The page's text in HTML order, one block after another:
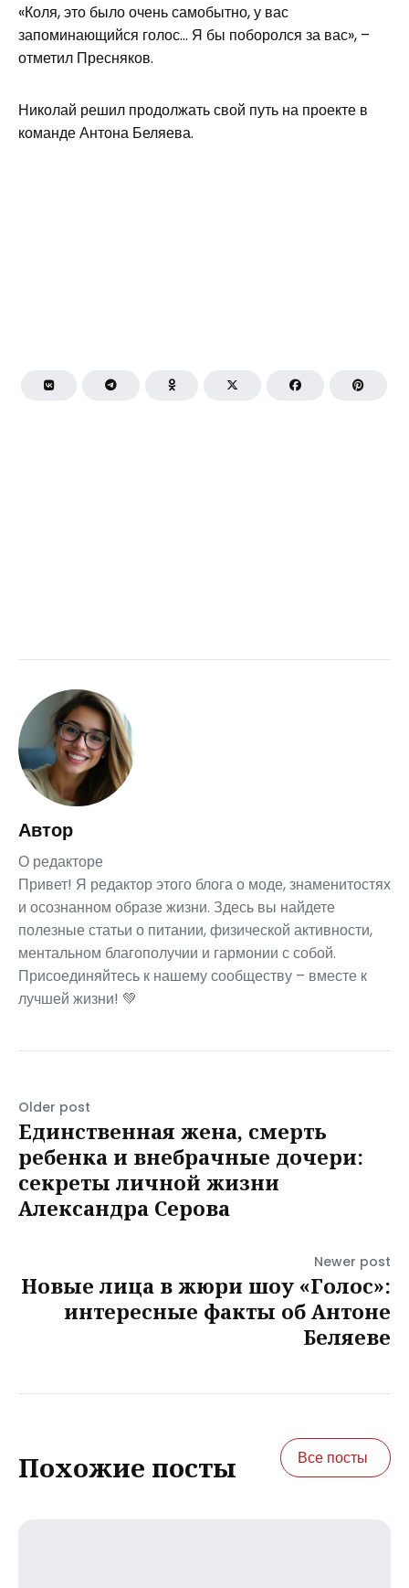
Автор
О редакторе
Привет! Я редактор этого блога о моде, знаменитостях
и осознанном образе жизни. Здесь вы найдете
полезные статьи о питании, физической активности,
ментальном благополучии и гармонии с собой.
Присоединяйтесь к нашему сообществу – вместе к
лучшей жизни! 💚
«Коля, это было очень самобытно, у вас
запоминающийся голос… Я бы поборолся за вас», –
отметил Пресняков.
Николай решил продолжать свой путь на проекте в
команде Антона Беляева.
Older post
Единственная жена, смерть
ребенка и внебрачные дочери:
секреты личной жизни
Александра Серова
Newer post
Новые лица в жюри шоу «Голос»:
интересные факты об Антоне
Беляеве
Похожие посты Все посты